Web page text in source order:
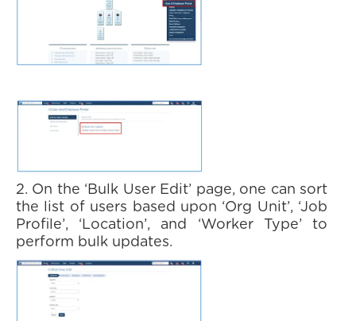
2. On the ‘Bulk User Edit’ page, one can sort
the list of users based upon ‘Org Unit’, ‘Job
Profile’, ‘Location’, and ‘Worker Type’ to
perform bulk updates.